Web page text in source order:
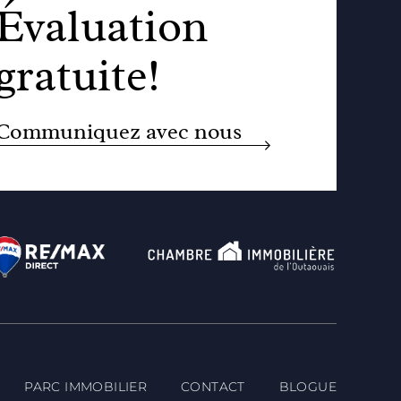
avec nous
PARC IMMOBILIER CONTACT BLOGUE